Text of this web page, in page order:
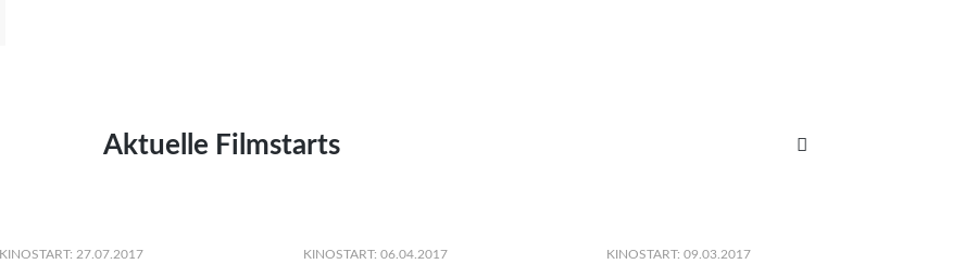
Aktuelle Filmstarts 
KINOSTART: 27.07.2017 KINOSTART: 06.04.2017 KINOSTART: 09.03.2017